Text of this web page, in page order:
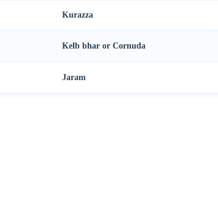
Kurazza
Kelb bhar or Cornuda
Jaram